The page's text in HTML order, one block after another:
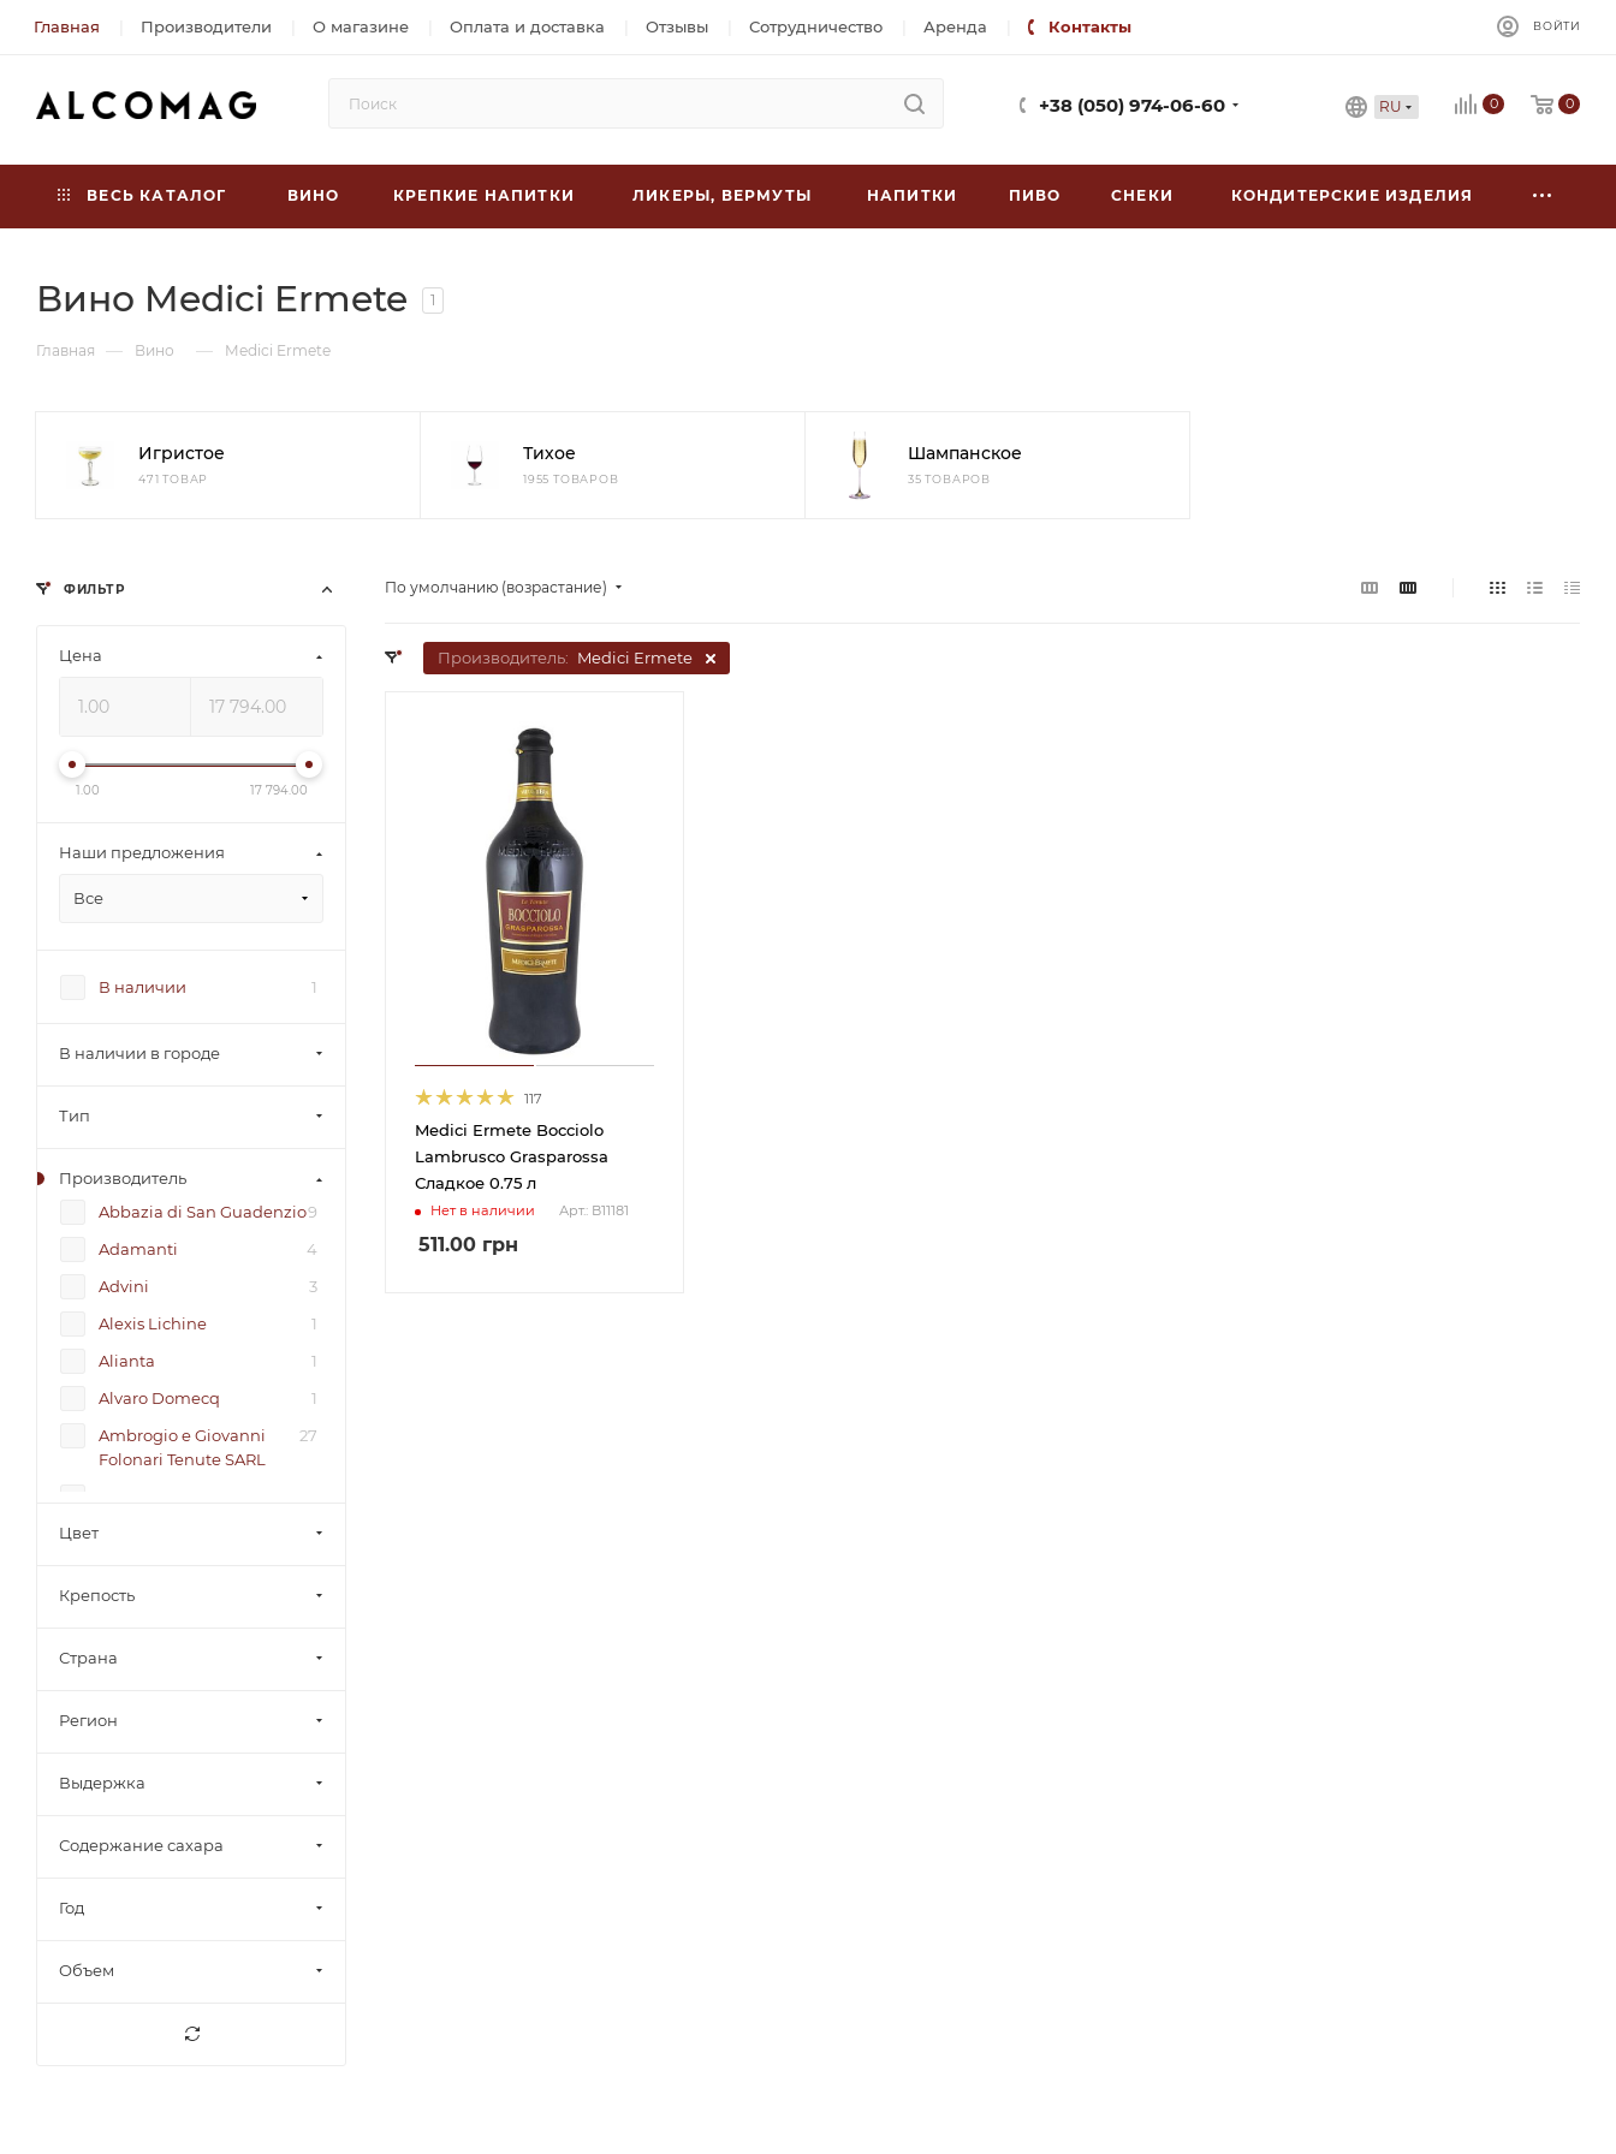
Главная Производители О магазине Оплата и доставка Отзывы Сотрудничество Аренда Контакты ВОЙТИ
+38 (050) 974-06-60 RU 0 0
ВЕСЬ КАТАЛОГ ВИНО КРЕПКИЕ НАПИТКИ ЛИКЕРЫ, ВЕРМУТЫ НАПИТКИ ПИВО СНЕКИ КОНДИТЕРСКИЕ ИЗДЕЛИЯ
Вино Medici Ermete 1
Главная — Вино — Medici Ermete
Игристое
471 ТОВАР
Тихое
1955 ТОВАРОВ
Шампанское
35 ТОВАРОВ
По умолчанию (возрастание)
Производитель: Medici Ermete
117
Medici Ermete Bocciolo
Lambrusco Grasparossa
Сладкое 0.75 л
Нет в наличии Арт.: В11181
511.00 грн
ФИЛЬТР
Цена
1.00 17 794.00
Наши предложения
Все
В наличии 1
В наличии в городе
Тип
Производитель
Abbazia di San Guadenzio9
Adamanti
4
Advini
3
Alexis Lichine
1
Alianta
1
Alvaro Domecq
1
Ambrogio e Giovanni
Folonari Tenute SARL
27
Antonutti
5
Azienda Agricola San
Aziende Agricole Planeta
5
Azevinho
Degli Angeli
Цвет
Крепость
Страна
Регион
Выдержка
Содержание сахара
Год
Объем